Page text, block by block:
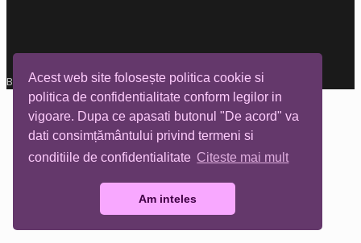
Acest web site folosește politica cookie si
politica de confidentialitate conform legilor in
vigoare. Dupa ce apasati butonul "De acord" va
dati consimțământului privind termeni si
conditiile de confidentialitate Citeste mai mult
Am inteles
Biblioteca Tia Mare © All rights reserved